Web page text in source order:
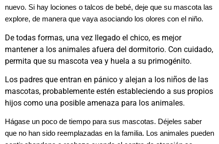
nuevo. Si hay lociones o talcos de bebé, deje que su mascota las
explore, de manera que vaya asociando los olores con el niño.
De todas formas, una vez llegado el chico, es mejor
mantener a los animales afuera del dormitorio. Con cuidado,
permita que su mascota vea y huela a su primogénito.
Los padres que entran en pánico y alejan a los niños de las
mascotas, probablemente estén estableciendo a sus propios
hijos como una posible amenaza para los animales.
Hágase un poco de tiempo para sus mascotas. Déjeles saber
que no han sido reemplazadas en la familia. Los animales pueden